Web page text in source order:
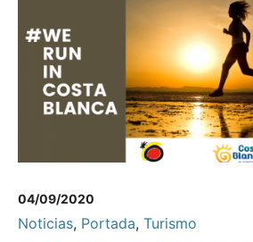
04/09/2020
Noticias, Portada, Turismo